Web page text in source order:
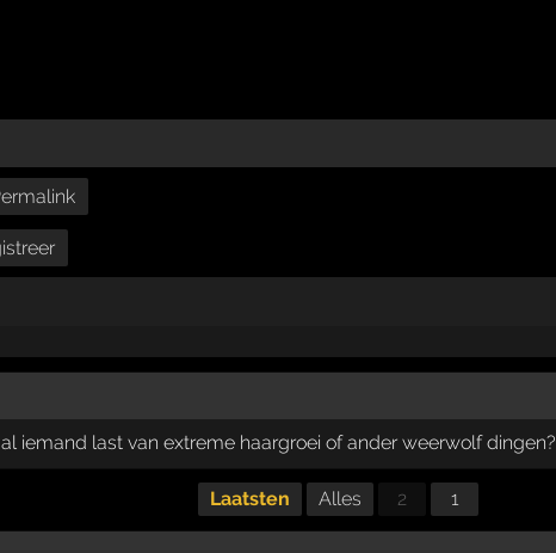
iemand last van extreme haargroei of ander weerwolf dingen?
Laatsten Alles 2 1